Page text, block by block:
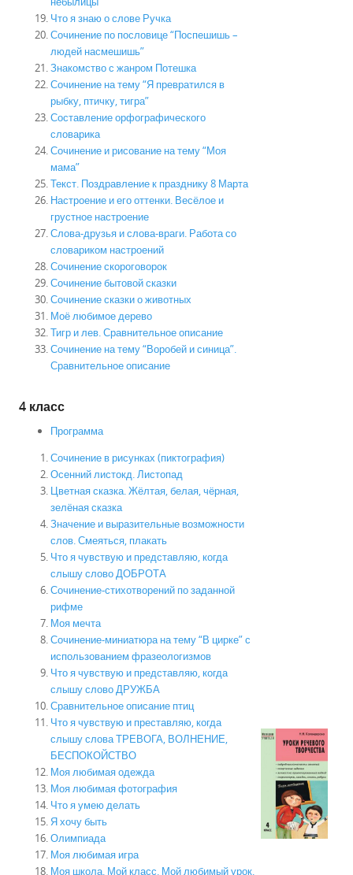
Что я знаю о слове Ручка
Сочинение по пословице “Поспешишь –
людей насмешишь”
Знакомство с жанром Потешка
Сочинение на тему “Я превратился в
рыбку, птичку, тигра”
Составление орфографического
словарика
Сочинение и рисование на тему “Моя
мама”
Текст. Поздравление к празднику 8 Марта
Настроение и его оттенки. Весёлое и
грустное настроение
Слова-друзья и слова-враги. Работа со
словариком настроений
Сочинение скороговорок
Сочинение бытовой сказки
Сочинение сказки о животных
Моё любимое дерево
Тигр и лев. Сравнительное описание
Сочинение на тему “Воробей и синица”.
Сравнительное описание
4 класс
Программа
Сочинение в рисунках (пиктография)
Осенний листокд. Листопад
Цветная сказка. Жёлтая, белая, чёрная,
зелёная сказка
Значение и выразительные возможности
слов. Смеяться, плакать
Что я чувствую и представляю, когда
слышу слово ДОБРОТА
Сочинение-стихотворений по заданной
рифме
Моя мечта
Сочинение-миниатюра на тему “В цирке” с
использованием фразеологизмов
Что я чувствую и представляю, когда
слышу слово ДРУЖБА
Сравнительное описание птиц
Что я чувствую и преставляю, когда
слышу слова ТРЕВОГА, ВОЛНЕНИЕ,
БЕСПОКОЙСТВО
Моя любимая одежда
Моя любимая фотография
Что я умею делать
Я хочу быть
Олимпиада
Моя любимая игра
Моя школа. Мой класс. Мой любимый урок.